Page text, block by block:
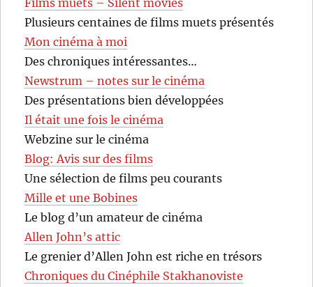
Plusieurs centaines de films muets présentés
Mon cinéma à moi
Des chroniques intéressantes…
Newstrum – notes sur le cinéma
Des présentations bien développées
Il était une fois le cinéma
Webzine sur le cinéma
Blog: Avis sur des films
Une sélection de films peu courants
Mille et une Bobines
Le blog d’un amateur de cinéma
Allen John’s attic
Le grenier d’Allen John est riche en trésors
Chroniques du Cinéphile Stakhanoviste